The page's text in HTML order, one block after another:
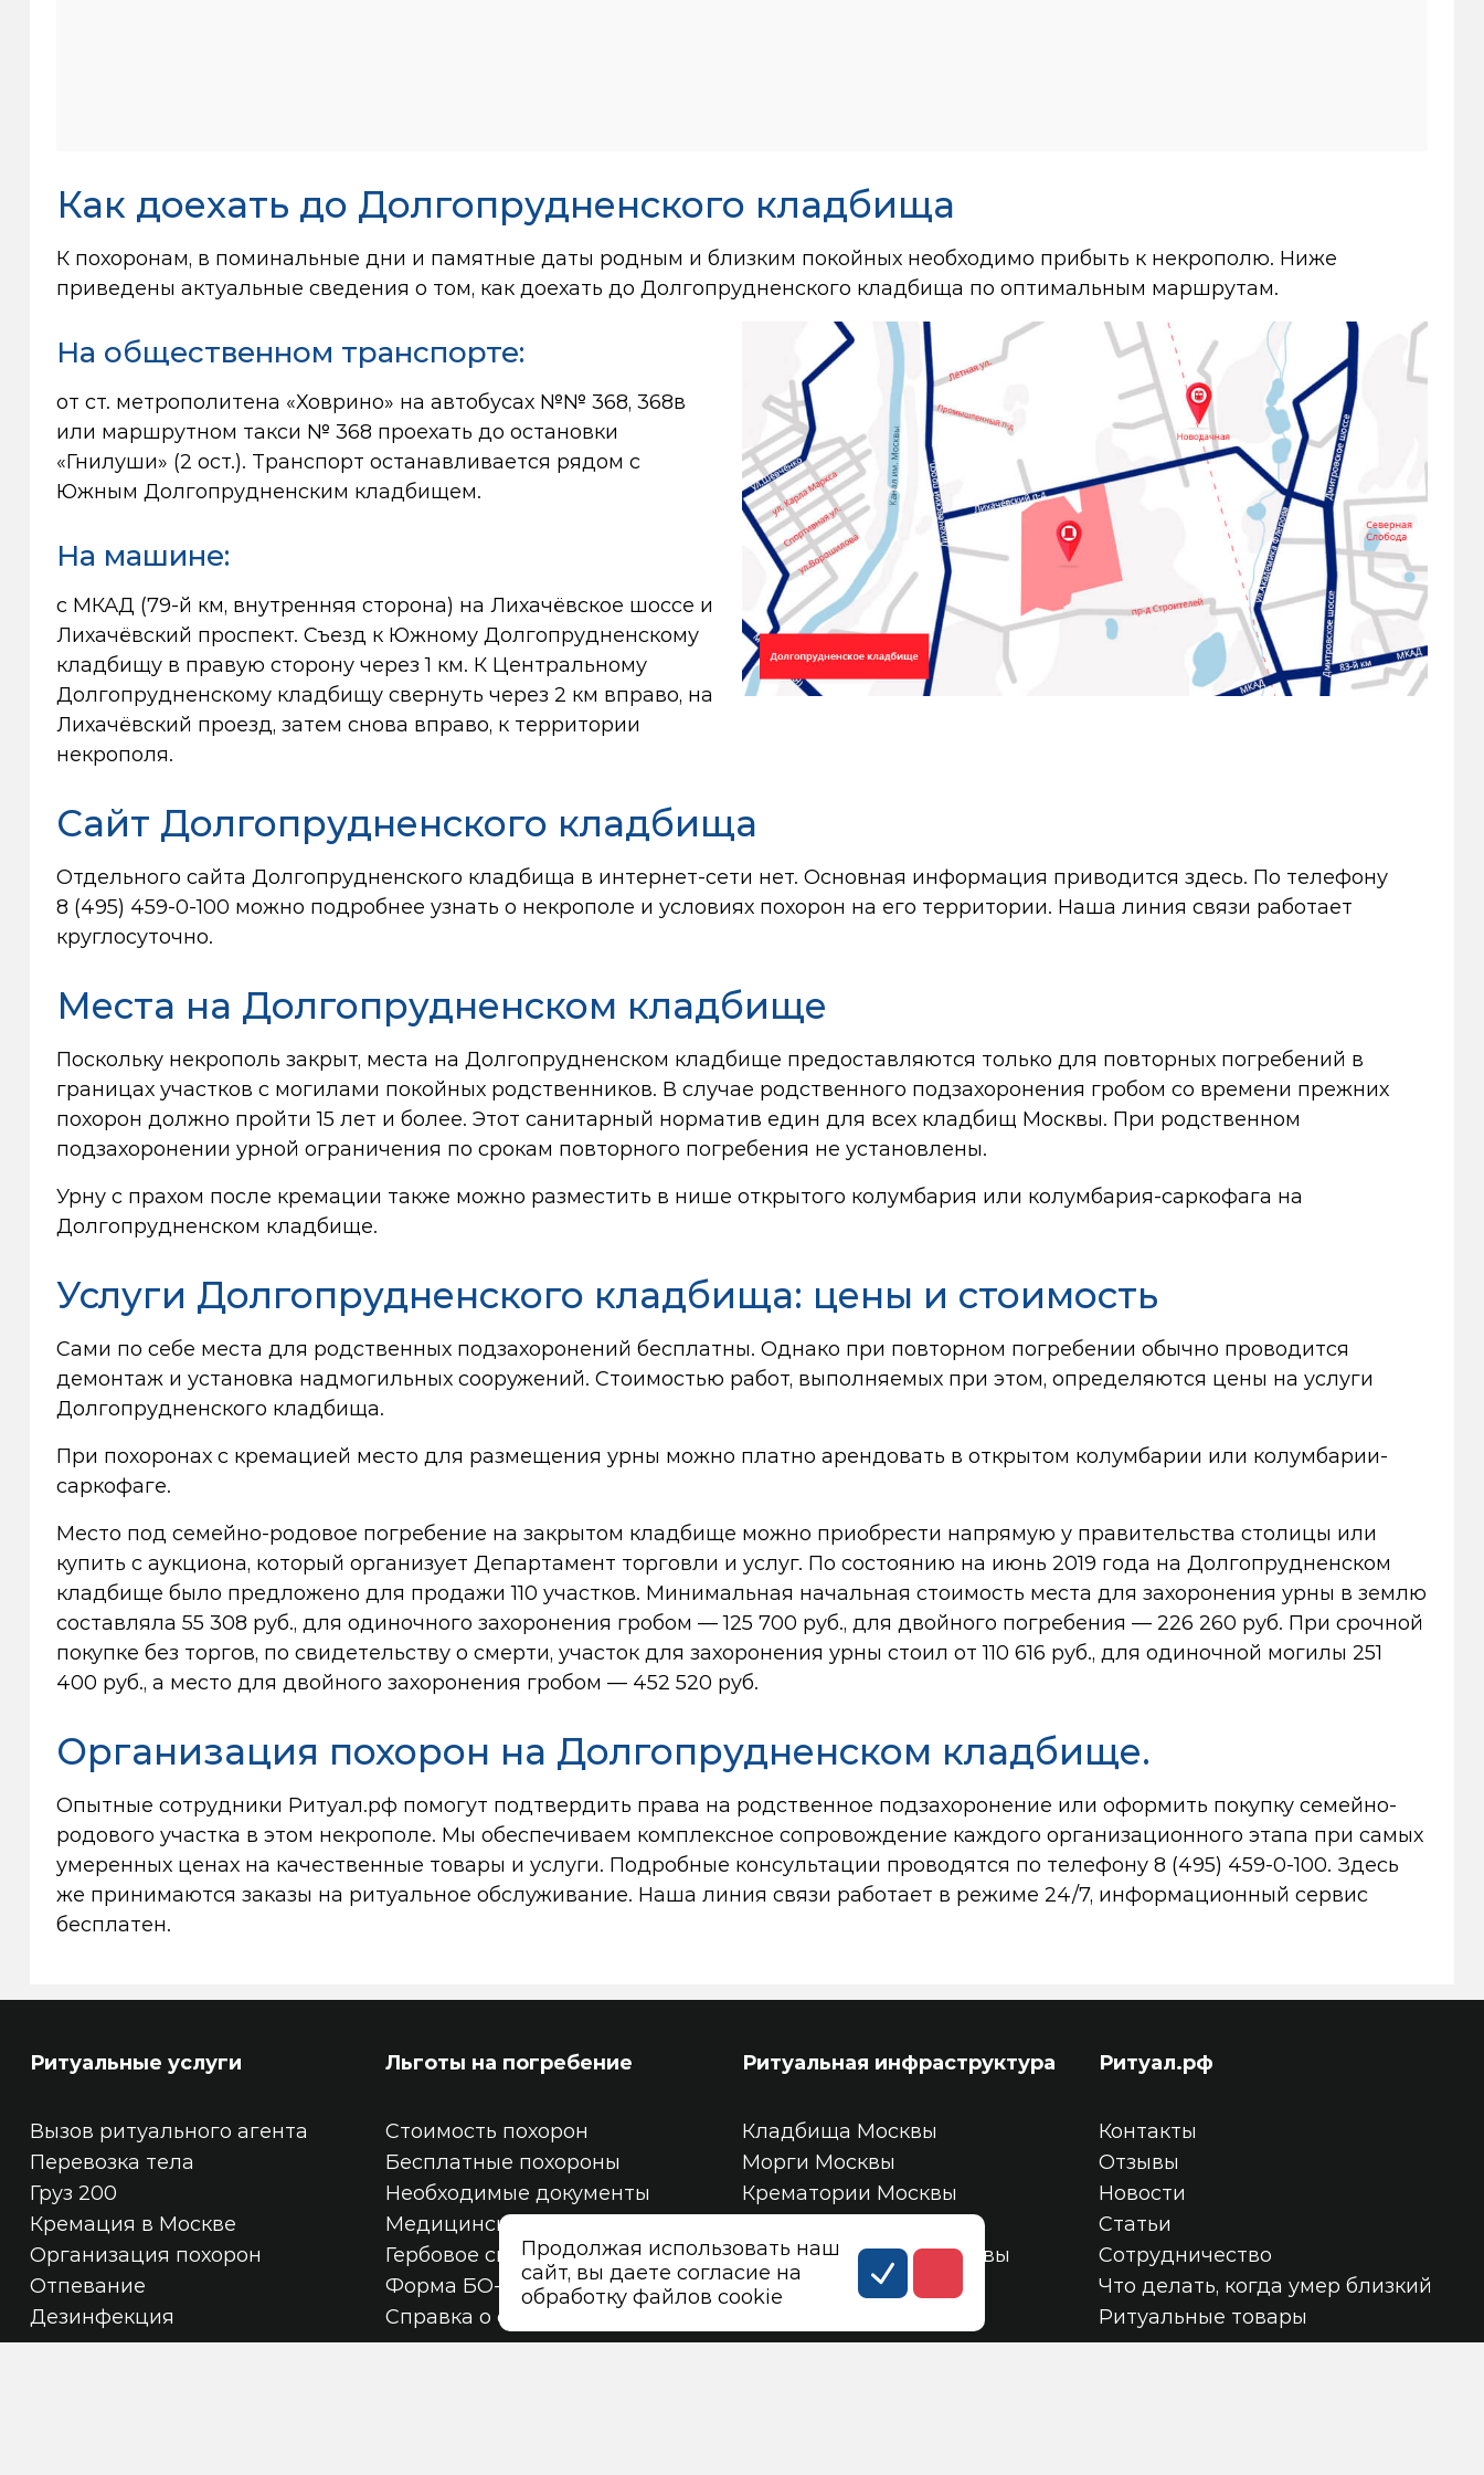
Как доехать до Долгопрудненского кладбища
К похоронам, в поминальные дни и памятные даты родным и близким покойных необходимо прибыть к некрополю. Ниже
приведены актуальные сведения о том, как доехать до Долгопрудненского кладбища по оптимальным маршрутам.
На общественном транспорте:
от ст. метрополитена «Ховрино» на автобусах №№ 368, 368в
или маршрутном такси № 368 проехать до остановки
«Гнилуши» (2 ост.). Транспорт останавливается рядом с
Южным Долгопрудненским кладбищем.
На машине:
с МКАД (79-й км, внутренняя сторона) на Лихачёвское шоссе и
Лихачёвский проспект. Съезд к Южному Долгопрудненскому
кладбищу в правую сторону через 1 км. К Центральному
Долгопрудненскому кладбищу свернуть через 2 км вправо, на
Лихачёвский проезд, затем снова вправо, к территории
некрополя.
Сайт Долгопрудненского кладбища
Отдельного сайта Долгопрудненского кладбища в интернет-сети нет. Основная информация приводится здесь. По телефону
8 (495) 459-0-100 можно подробнее узнать о некрополе и условиях похорон на его территории. Наша линия связи работает
круглосуточно.
Места на Долгопрудненском кладбище
Поскольку некрополь закрыт, места на Долгопрудненском кладбище предоставляются только для повторных погребений в
границах участков с могилами покойных родственников. В случае родственного подзахоронения гробом со времени прежних
похорон должно пройти 15 лет и более. Этот санитарный норматив един для всех кладбищ Москвы. При родственном
подзахоронении урной ограничения по срокам повторного погребения не установлены.
Урну с прахом после кремации также можно разместить в нише открытого колумбария или колумбария-саркофага на
Долгопрудненском кладбище.
Услуги Долгопрудненского кладбища: цены и стоимость
Сами по себе места для родственных подзахоронений бесплатны. Однако при повторном погребении обычно проводится
демонтаж и установка надмогильных сооружений. Стоимостью работ, выполняемых при этом, определяются цены на услуги
Долгопрудненского кладбища.
При похоронах с кремацией место для размещения урны можно платно арендовать в открытом колумбарии или колумбарии-
саркофаге.
Место под семейно-родовое погребение на закрытом кладбище можно приобрести напрямую у правительства столицы или
купить с аукциона, который организует Департамент торговли и услуг. По состоянию на июнь 2019 года на Долгопрудненском
кладбище было предложено для продажи 110 участков. Минимальная начальная стоимость места для захоронения урны в землю
составляла 55 308 руб., для одиночного захоронения гробом — 125 700 руб., для двойного погребения — 226 260 руб. При срочной
покупке без торгов, по свидетельству о смерти, участок для захоронения урны стоил от 110 616 руб., для одиночной могилы 251
400 руб., а место для двойного захоронения гробом — 452 520 руб.
Организация похорон на Долгопрудненском кладбище.
Опытные сотрудники Ритуал.рф помогут подтвердить права на родственное подзахоронение или оформить покупку семейно-
родового участка в этом некрополе. Мы обеспечиваем комплексное сопровождение каждого организационного этапа при самых
умеренных ценах на качественные товары и услуги. Подробные консультации проводятся по телефону 8 (495) 459-0-100. Здесь
же принимаются заказы на ритуальное обслуживание. Наша линия связи работает в режиме 24/7, информационный сервис
бесплатен.
Ритуальные услуги
Вызов ритуального агента
Перевозка тела
Груз 200
Кремация в Москве
Организация похорон
Отпевание
Дезинфекция
Льготы на погребение
Стоимость похорон
Бесплатные похороны
Необходимые документы
Медицинское свидетельство
Гербовое свидетельство
Форма БО-13
Справка о смерти по форме №11
Ритуальная инфраструктура
Кладбища Москвы
Морги Москвы
Крематории Москвы
Трупохранилища Москвы
Место на кладбище
Ритуал.рф
Контакты
Отзывы
Новости
Статьи
Сотрудничество
Что делать, когда умер близкий
Ритуальные товары
Продолжая использовать наш
сайт, вы даете согласие на
обработку файлов cookie